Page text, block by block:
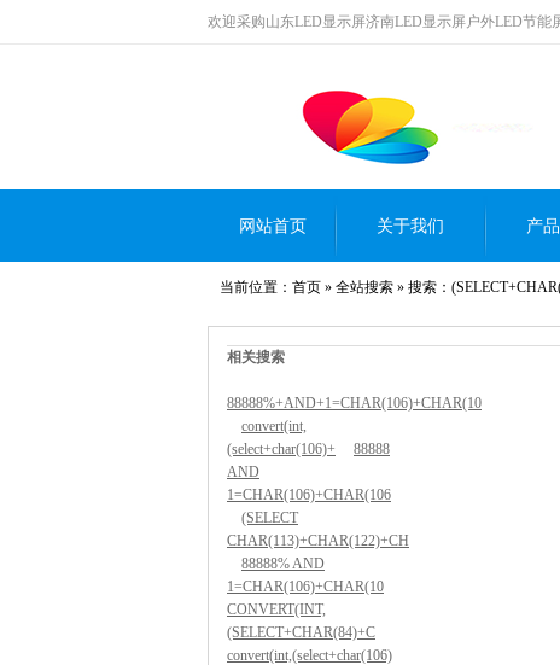
欢迎采购山东LED显示屏济南LED显示屏户外LED节能
网站首页 关于我们 产
当前位置： 首页 » 全站搜索 » 搜索：
相关搜索
88888%+AND+1=CHAR(106)+CHAR(10
convert(int,
(select+char(106)+
88888
AND
1=CHAR(106)+CHAR(106
(SELECT
CHAR(113)+CHAR(122)+CH
88888% AND
1=CHAR(106)+CHAR(10
CONVERT(INT,
(SELECT+CHAR(84)+C
convert(int,(select+char(106)